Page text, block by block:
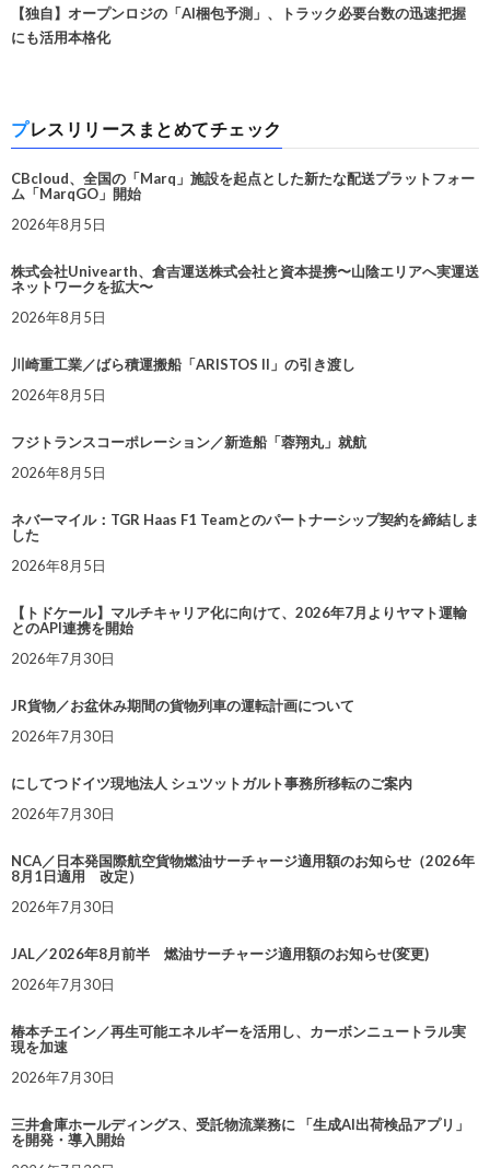
【独自】オープンロジの「AI梱包予測」、トラック必要台数の迅速把握
にも活用本格化
プレスリリースまとめてチェック
CBcloud、全国の「Marq」施設を起点とした新たな配送プラットフォー
ム「MarqGO」開始
2026年8月5日
株式会社Univearth、倉吉運送株式会社と資本提携〜山陰エリアへ実運送
ネットワークを拡大〜
2026年8月5日
川崎重工業／ばら積運搬船「ARISTOS II」の引き渡し
2026年8月5日
フジトランスコーポレーション／新造船「蓉翔丸」就航
2026年8月5日
ネバーマイル：TGR Haas F1 Teamとのパートナーシップ契約を締結しま
した
2026年8月5日
【トドケール】マルチキャリア化に向けて、2026年7月よりヤマト運輸
とのAPI連携を開始
2026年7月30日
JR貨物／お盆休み期間の貨物列車の運転計画について
2026年7月30日
にしてつドイツ現地法人 シュツットガルト事務所移転のご案内
2026年7月30日
NCA／日本発国際航空貨物燃油サーチャージ適用額のお知らせ（2026年
8月1日適用 改定）
2026年7月30日
JAL／2026年8月前半 燃油サーチャージ適用額のお知らせ(変更)
2026年7月30日
椿本チエイン／再生可能エネルギーを活用し、カーボンニュートラル実
現を加速
2026年7月30日
三井倉庫ホールディングス、受託物流業務に 「生成AI出荷検品アプリ」
を開発・導入開始